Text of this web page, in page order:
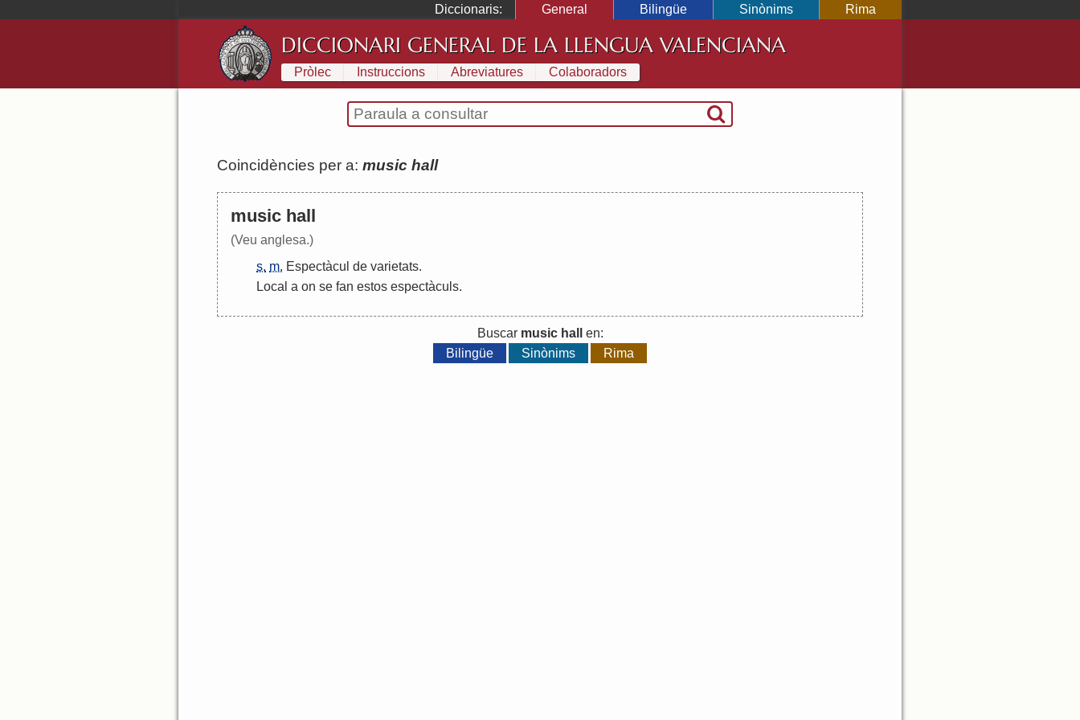
Diccionaris: General Bilingüe Sinònims Rima
DICCIONARI GENERAL DE LA LLENGUA VALENCIANA
Pròlec Instruccions Abreviatures Colaboradors
Coincidències per a: music hall
music hall
(Veu anglesa.)
s. m. Espectàcul de varietats.
Local a on se fan estos espectàculs.
Buscar music hall
en:
Bilingüe
Sinònims Rima